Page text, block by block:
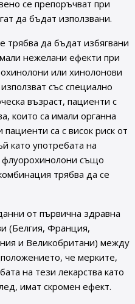
се препоръчват при
да бъдат използвани.
трябва да бъдат избягвани
нежелани ефекти при
или хинолонови
със специално
възраст, пациенти с
които са имали органна
са с висок риск от
като употребата на
флуорохинолони също
трябва да се
от първична здравна
(Белгия, Франция,
и Великобритани) между
че мерките,
на тези лекарства като
имат скромен ефект.